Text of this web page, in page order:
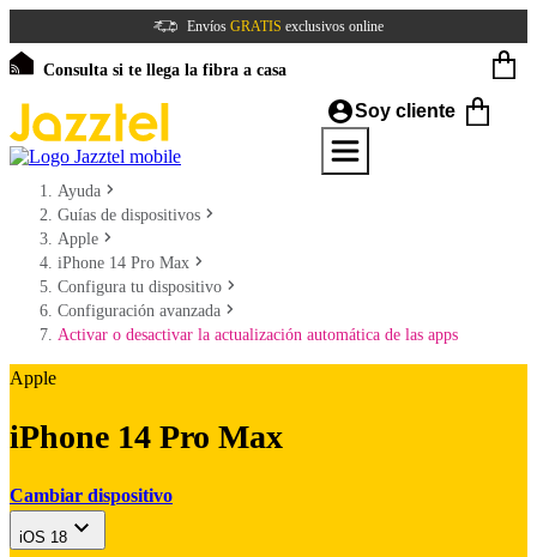
Envíos GRATIS exclusivos online
Consulta si te llega la fibra a casa
Soy cliente
Ayuda
Guías de dispositivos
Apple
iPhone 14 Pro Max
Configura tu dispositivo
Configuración avanzada
Activar o desactivar la actualización automática de las apps
Apple
iPhone 14 Pro Max
Cambiar dispositivo
iOS 18